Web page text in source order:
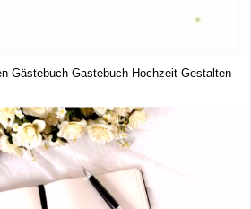
Gästebuch Gastebuch Hochzeit Gestalten